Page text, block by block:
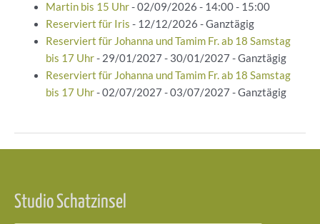
Martin bis 15 Uhr- 02/09/2026 - 14:00 - 15:00
Reserviert für Iris - 12/12/2026 - Ganztägig
Reserviert für Johanna und Tamim Fr. ab 18 Samstag
bis 17 Uhr- 29/01/2027 - 30/01/2027 - Ganztägig
Reserviert für Johanna und Tamim Fr. ab 18 Samstag
bis 17 Uhr- 02/07/2027 - 03/07/2027 - Ganztägig
Studio Schatzinsel